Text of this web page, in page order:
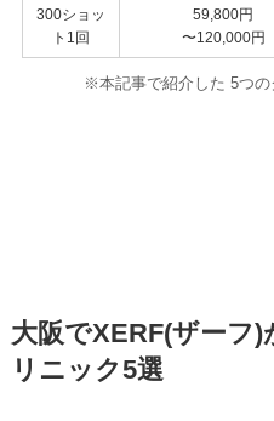
300ショッ
ト1回
59,800円
〜120,000円
※本記事で紹介した 5つの
大阪でXERF(ザーフ
リニック5選